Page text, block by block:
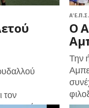
τον
Α΄
Ο
Την